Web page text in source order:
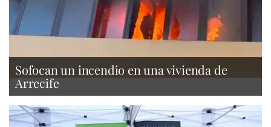
Sofocan un incendio en una vivienda de
Arrecife